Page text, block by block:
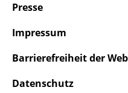
Presse
Impressum
Barrierefreiheit der
Datenschutz